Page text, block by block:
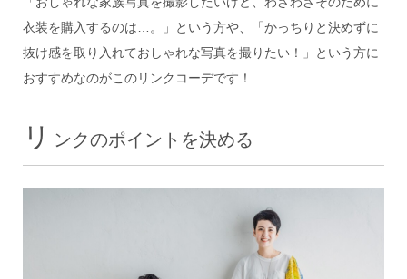
衣装を購入するのは…。」という方や、「かっちりと決めずに
抜け感を取り入れておしゃれな写真を撮りたい！」という方に
おすすめなのがこのリンクコーデです！
リ ンクのポイントを決める